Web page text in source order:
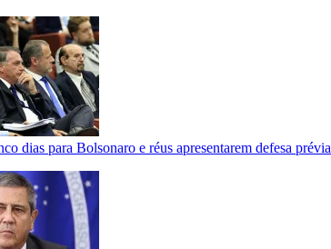
dias para Bolsonaro e réus apresentarem defesa prévia